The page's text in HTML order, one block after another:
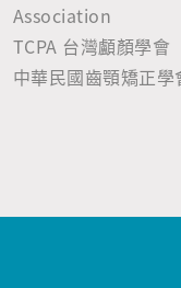
Association
TCPA 台灣顱顏學會
中華民國齒顎矯正學